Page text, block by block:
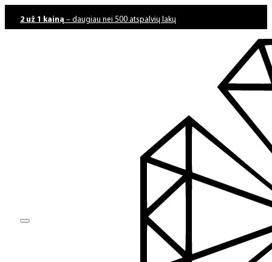
2 už 1 kainą – daugiau nei 500 atspalvių lakų